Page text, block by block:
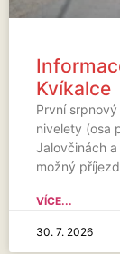
Kvíkalce
První
nivelety (osa
Jalovčinách
možný
VÍCE...
30. 7. 2026